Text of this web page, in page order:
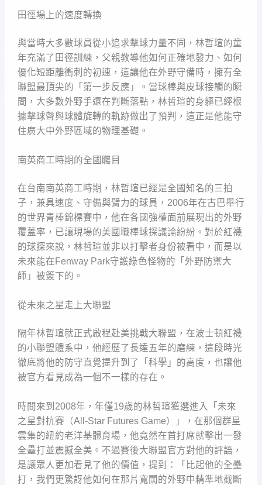
田徑場上的速度轉換
與當時大多數球員從小追求擊球力量不同，林哲瑄的童
年充滿了田徑訓練，父親教導他如何正確地發力、如何
優化短距離衝刺的初速，這讓他在外野守備時，擁有全
聯盟最頂尖的「第一步反應」。當球棒與皮球接觸的瞬
間，大多數外野手還在判斷落點，林哲瑄的身軀已經根
據擊球聲與球體旋轉的軌跡做出了預判，這正是他能守
住廣大中外野區域的物理基礎。
南英商工時期的全國矚目
在台南南英商工時期，林哲瑄已經是全國知名的三拍
子，兼具速度、守備與臂力的球員，2006年在古巴舉行
的世界青棒錦標賽中，他在各國強權面前展現出的外野
覆蓋率，已讓現場的美國職棒球探議論紛紛。對於紅襪
的球探來說，林哲瑄並非以打擊者身份被看中，而是以
未來能在Fenway Park守護綠色怪物的「外野防禦大
師」被簽下的。
從未來之星走上大聯盟
隔年林哲瑄就正式啟程赴美挑戰大聯盟，在波士頓紅襪
的小聯盟體系中，他經歷了長達五年的磨練，這段時光
徹底將他的防守直覺提升到了「科學」的高度，也讓他
被官方看見成為一個不一樣的存在。
時間來到2008年，年僅19歲的林哲瑄獲選進入「未來
之星對抗賽（All-Star Futures Game）」，在那個群星
雲集的紐約老洋基體育場，他竟然在首打席就擊出一發
全壘打並震撼全美。不過賽後大聯盟官方對他的評語，
是讓眾人更加看見了他的價值，提到：「比起他的全壘
打，我們更驚訝他如何在那片寬闊的外野中精準地截斷